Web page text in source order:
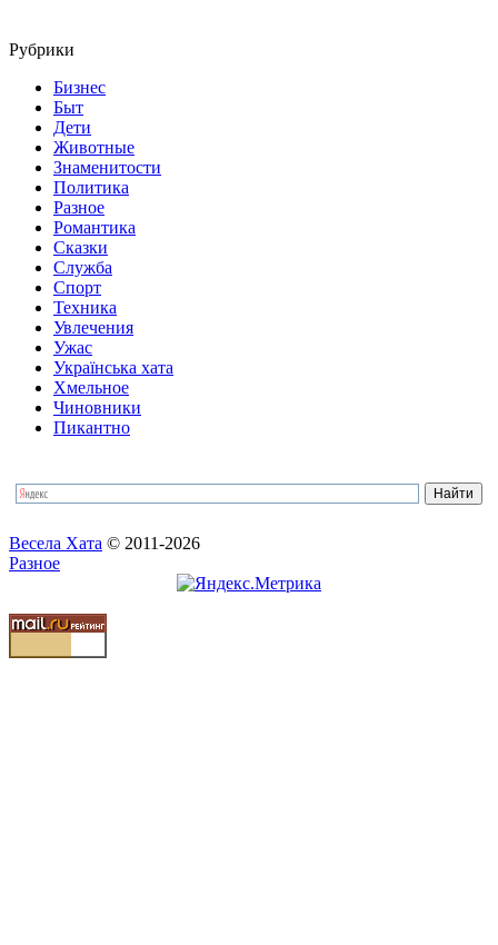
Рубрики
Бизнес
Быт
Дети
Животные
Знаменитости
Политика
Разное
Романтика
Сказки
Служба
Спорт
Техника
Увлечения
Ужас
Українська хата
Хмельное
Чиновники
Пикантно
Весела Хата © 2011-2026
Разное